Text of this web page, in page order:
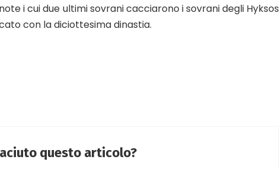
i cui due ultimi sovrani cacciarono i sovrani degli Hyksos
con la diciottesima dinastia.
questo articolo?